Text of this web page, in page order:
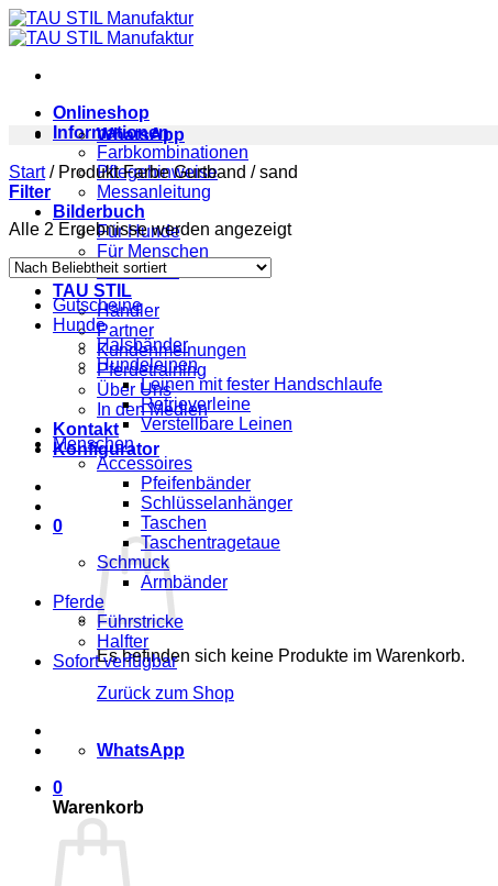
Zum
Inhalt
Onlineshop
Informationen
Farbkombinationen
Pflegehinweise
Messanleitung
Bilderbuch
Für Hunde
Für Menschen
Für Pferde
TAU STIL
Händler
Partner
Kundenmeinungen
Pferdetraining
Über Uns
In den Medien
Kontakt
Konfigurator
0
Es befinden sich keine Produkte im Warenkorb.
Zurück zum Shop
WhatsApp
0
Warenkorb
WhatsApp
Start /Produkt Farbe Gurtband /sand
Filter
Alle 2 Ergebnisse werden angezeigtNach
Gutscheine
Hunde
Halsbänder
Hundeleinen
Leinen mit fester Handschlaufe
Retrieverleine
Verstellbare Leinen
Menschen
Accessoires
Pfeifenbänder
Schlüsselanhänger
Taschen
Taschentragetaue
Schmuck
Armbänder
Pferde
Führstricke
Halfter
Sofort verfügbar